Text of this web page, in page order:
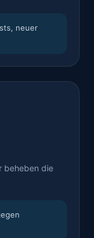
neuer
beheben die